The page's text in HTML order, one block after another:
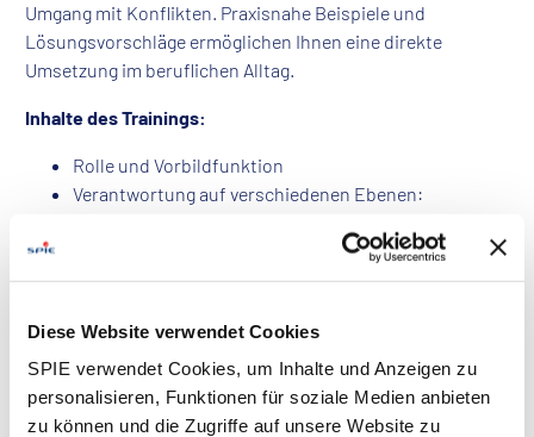
Diese Website verwendet Cookies
SPIE verwendet Cookies, um Inhalte und Anzeigen zu
personalisieren, Funktionen für soziale Medien anbieten
zu können und die Zugriffe auf unsere Website zu
Umgang mit Konflikten. Praxisnahe Beispiele und
Lösungsvorschläge ermöglichen Ihnen eine direkte
Umsetzung im beruflichen Alltag.
Inhalte des Trainings:
Rolle und Vorbildfunktion
Verantwortung auf verschiedenen Ebenen:
Aus dem Team in die Verantwortung
Kommunikationsmodelle
Fehleranalyse und Konflikte angemessen lösen
Dieses Training wird komplett online durchgeführt.